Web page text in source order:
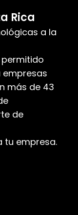
Rica
a la
permitido
más de 43
de
tu empresa.